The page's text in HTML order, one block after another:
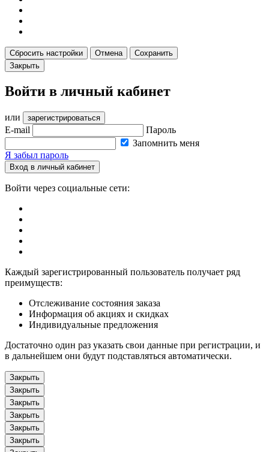
Сбросить настройки Отмена
Сохранить
Закрыть
Войти в личный кабинет
или зарегистрироваться
E-mail
Пароль
Запомнить меня
Я забыл пароль
Вход в личный кабинет
Войти через социальные сети:
Каждый зарегистрированный пользователь получает ряд
преимуществ:
Отслеживание состояния заказа
Информация об акциях и скидках
Индивидуальные предложения
Достаточно один раз указать свои данные при регистрации, и
в дальнейшем они будут подставляться автоматически.
Закрыть
Закрыть
Закрыть
Закрыть
Закрыть
Закрыть